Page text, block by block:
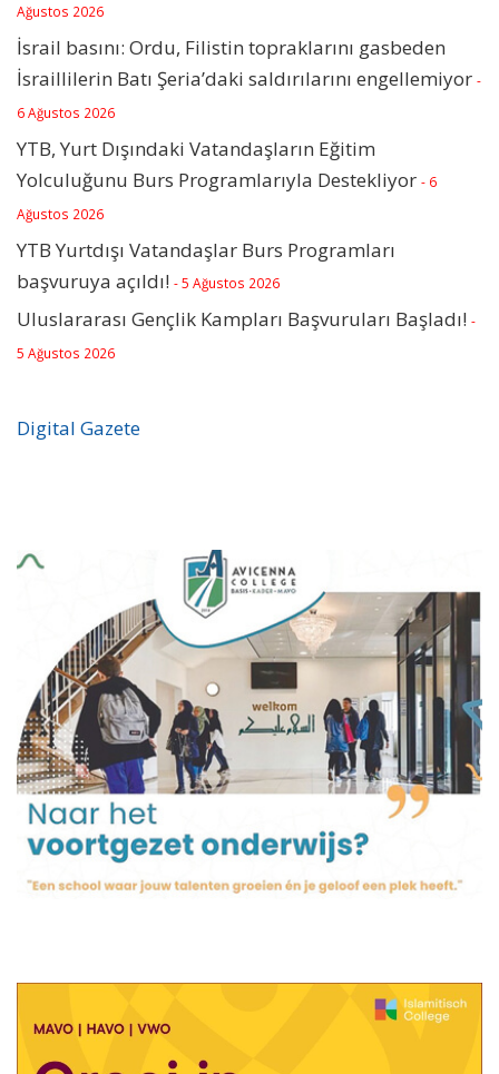
Ağustos 2026
İsrail basını: Ordu, Filistin topraklarını gasbeden
İsraillilerin Batı Şeria’daki saldırılarını engellemiyor -
6 Ağustos 2026
YTB, Yurt Dışındaki Vatandaşların Eğitim
Yolculuğunu Burs Programlarıyla Destekliyor - 6
Ağustos 2026
YTB Yurtdışı Vatandaşlar Burs Programları
başvuruya açıldı! - 5 Ağustos 2026
Uluslararası Gençlik Kampları Başvuruları Başladı! -
5 Ağustos 2026
Digital Gazete